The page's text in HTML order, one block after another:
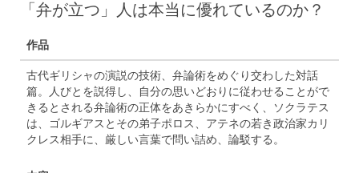
「弁が立つ」人は本当に優れているのか？
作品
古代ギリシャの演説の技術、弁論術をめぐり交わした対話
篇。人びとを説得し、自分の思いどおりに従わせることがで
きるとされる弁論術の正体をあきらかにすべく、ソクラテス
は、ゴルギアスとその弟子ポロス、アテネの若き政治家カリ
クレス相手に、厳しい言葉で問い詰め、論駁する。